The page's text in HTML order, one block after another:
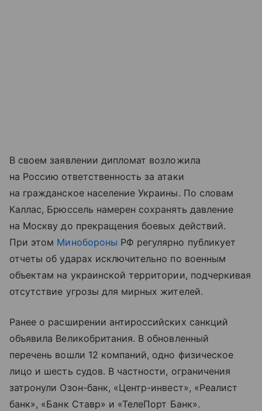
В своем заявлении дипломат возложила
на Россию ответственность за атаки
на гражданское население Украины. По словам
Каллас, Брюссель намерен сохранять давление
на Москву до прекращения боевых действий.
При этом Минобороны РФ регулярно публикует
отчеты об ударах исключительно по военным
объектам на украинской территории, подчеркивая
отсутствие угрозы для мирных жителей.
Ранее о расширении антироссийских санкций
объявила Великобритания. В обновленный
перечень вошли 12 компаний, одно физическое
лицо и шесть судов. В частности, ограничения
затронули Озон-банк, «Центр-инвест», «Реалист
банк», «Банк Ставр» и «ТелеПорт Банк».